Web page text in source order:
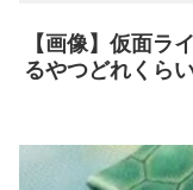
【画像】仮面ラ
るやつどれくら